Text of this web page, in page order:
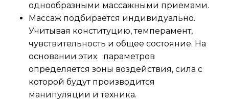
однообразными массажными приемами.
Массаж подбирается индивидуально.
Учитывая конституцию, темперамент,
чувствительность и общее состояние. На
основании этих параметров
определяется зоны воздействия, сила с
которой будут производится
манипуляции и техника.